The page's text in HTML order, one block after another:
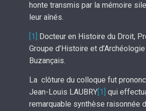
honte transmis par la mémoire
leur aînés.
[1]
Docteur en Histoire du Droit,
Groupe d’Histoire et
Buzançais.
La clôture du colloque fut
Jean-Louis LAUBRY [1]
qui
remarquable synthèse raisonnée